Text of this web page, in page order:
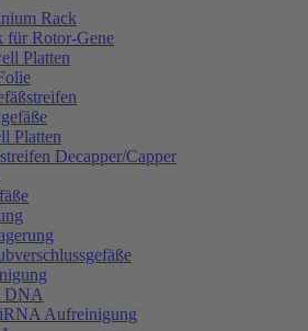
Rack
für Rotor-Gene
Platten
Platten
Decapper/Capper
DNA
Aufreinigung